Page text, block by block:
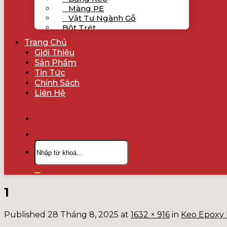
Màng PE
Vật Tư Ngành Gỗ
Bột Trét
Bột Trét Poly 2 Thành Phần
Bột Trét Putty NC 1 Thành Phần
Bột Trét Nước Putty-W 1 Thành
Phần
Sản Phẩm Nổi Bật
Sản Phẩm Khuyến Mãi
Trang Chủ
Giới Thiệu
Sản Phẩm
Tin Tức
Chính Sách
Liên Hệ
Tìm
kiếm:
1
Published 28 Tháng 8, 2025 at 1632 × 916 in Keo Epoxy